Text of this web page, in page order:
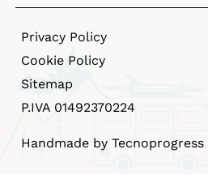
Privacy Policy
Cookie Policy
Sitemap
P.IVA 01492370224
Handmade by Tecnoprogress